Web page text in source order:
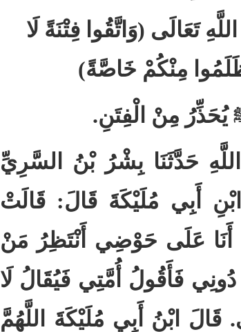
تَعَالَى (وَاتَّقُوا فِتْنَةً لَا
مِنْكُمْ خَاصَّةً)
يُحَذِّرُ مِنْ الْفِتَنِ.
حَدَّثَنَا بِشْرُ بْنُ السَّرِيِّ
أَبِي مُلَيْكَةَ قَالَ: قَالَتْ
أَنَا عَلَى حَوْضِي أَنْتَظِرُ مَنْ
فَأَقُولُ أُمَّتِي فَيُقَالُ لَا
. قَالَ ابْنُ أَبِي مُلَيْكَةَ اللَّهُمَّ